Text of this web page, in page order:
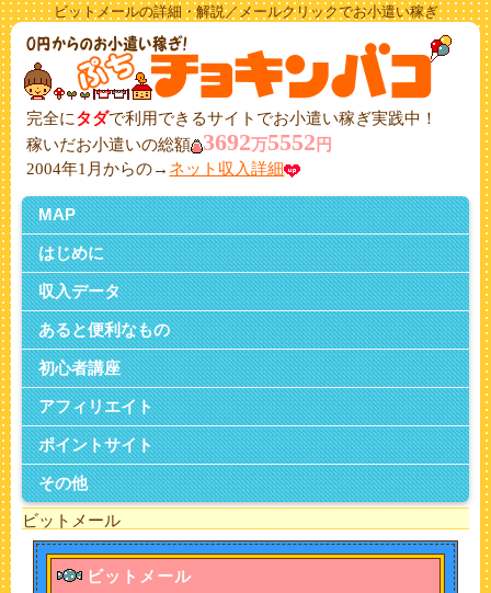
ビットメールの詳細・解説／メールクリックでお小遣い稼ぎ
完全にタダで利用できるサイトでお小遣い稼ぎ実践中！
稼いだお小遣いの総額
3692万5552 円
2004年1月からの→ ネット収入詳細
MAP
はじめに
収入データ
あると便利なもの
初心者講座
アフィリエイト
ポイントサイト
その他
ビットメール
ビットメール